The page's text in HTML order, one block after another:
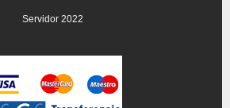
Servidor 2022